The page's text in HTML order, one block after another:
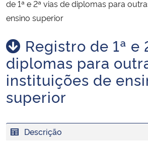
Ministério da Economia
Ministério da Infraestrutura
Ministério da Agricultura, Pecuária e
Ministério da Educação
de 1ª e 2ª vias de diplomas para
ensino superior
Início do conteúdo
Registro de 1ª e
diplomas para
instituições de
superior
Descrição